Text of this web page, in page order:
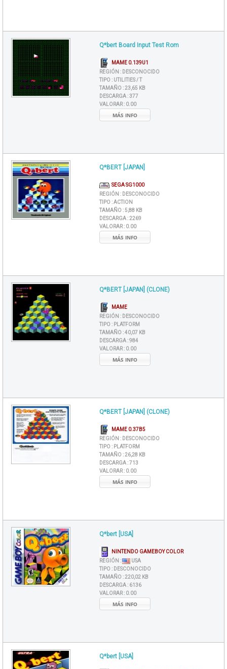
Q*bert Board Input Test Rom
MAME 0.139U1
REGIÓN : DESCONOCIDO
TIPO : UTILITIES / T
TAMAÑO :23,65 KB
DESCARGA :377
VALORAR : 0.00
MÁS INFO
Q*BERT [JAPAN]
SEGA SG1000
REGIÓN : DESCONOCIDO
TIPO :ACTION
TAMAÑO :5,88 KB
DESCARGA :2269
VALORAR : 0.00
MÁS INFO
Q*BERT [JAPAN] (CLONE)
MAME
REGIÓN : DESCONOCIDO
TIPO : PLATFORM
TAMAÑO :40,07 KB
DESCARGA :984
VALORAR : 0.00
MÁS INFO
Q*BERT [JAPAN] (CLONE)
MAME 0.37B5
REGIÓN : DESCONOCIDO
TIPO : PLATFORM
TAMAÑO :26,28 KB
DESCARGA :713
VALORAR : 0.00
MÁS INFO
Q*bert [USA]
NINTENDO GAMEBOY COLOR
REGIÓN :
USA
TIPO : DESCONOCIDO
TAMAÑO :220,02 KB
DESCARGA : 6136
VALORAR : 0.00
MÁS INFO
Q*bert [USA]